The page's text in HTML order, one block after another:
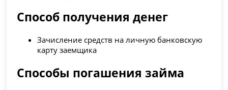
Способ получения денег
Зачисление средств на личную банковскую
карту заемщика
Способы погашения займа